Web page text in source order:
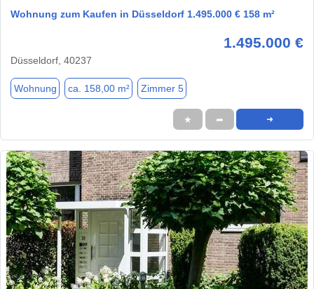
Wohnung zum Kaufen in Düsseldorf 1.495.000 € 158 m²
1.495.000 €
Düsseldorf, 40237
Wohnung ca. 158,00 m² Zimmer 5
★ ➦ ➜